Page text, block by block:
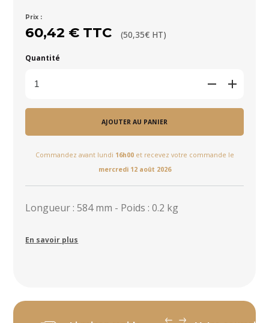
Prix :
60,42 € TTC (50,35€ HT)
Quantité
AJOUTER AU PANIER
Commandez avant lundi 16h00et recevez votre commande le
mercredi 12 août 2026
Longueur : 584 mm - Poids : 0.2 kg
En savoir plus